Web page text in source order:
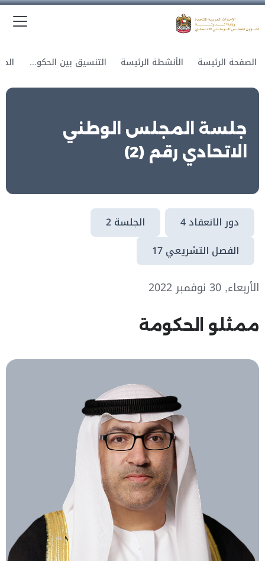
الصفحة الرئيسة الأنشطة الرئيسة التنسيق بين الحكومة والمجلس
جلسة المجلس الوطني
الاتحادي رقم (2)
دور الانعقاد 4
الجلسة 2
الفصل التشريعي 17
الأربعاء, 30 نوفمبر 2022
ممثلو الحكومة